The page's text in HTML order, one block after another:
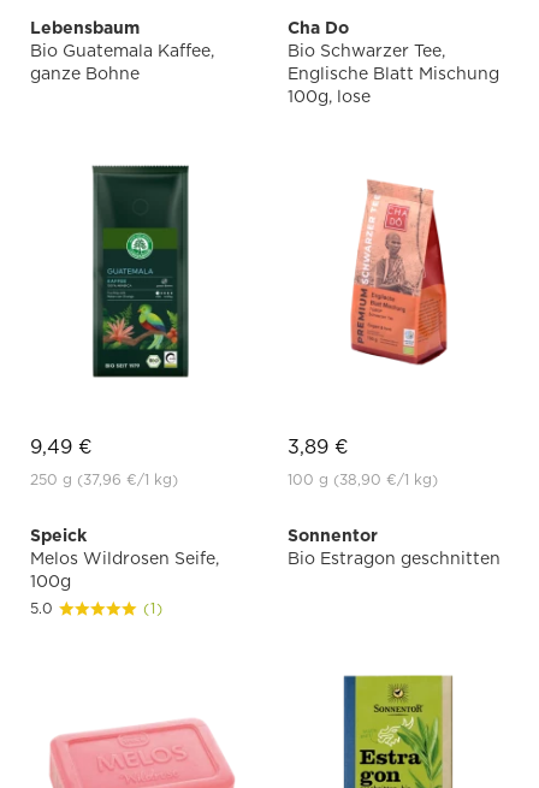
Lebensbaum
Bio Guatemala Kaffee,
ganze Bohne
9,49 €
250 g (37,96 €/1 kg)
Cha Do
Bio Schwarzer Tee,
Englische Blatt Mischung
100g, lose
3,89 €
100 g (38,90 €/1 kg)
Speick
Melos Wildrosen Seife,
100g
5.0 (1)
Sonnentor
Bio Estragon geschnitten